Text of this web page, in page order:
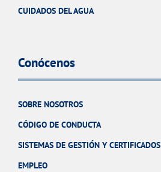
CUIDADOS DEL AGUA
Conócenos
SOBRE NOSOTROS
CÓDIGO DE CONDUCTA
SISTEMAS DE GESTIÓN Y CERTIFICADOS
EMPLEO